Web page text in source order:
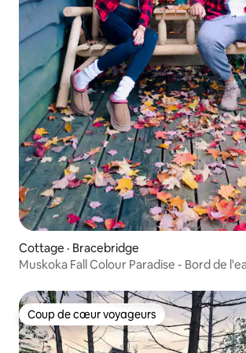
Cottage · Bracebridge
Muskoka Fall Colour Paradise - Bord de
Coup de cœur voyageurs
Coup de cœur voyageurs